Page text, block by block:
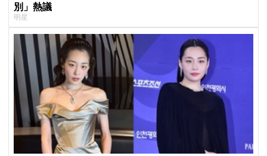
別」熱議
明星